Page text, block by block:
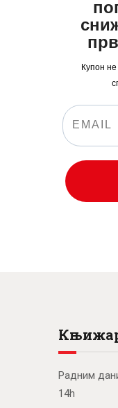
Купон не
Радним
14h